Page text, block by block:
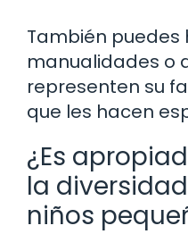
También puedes
manualidades o
representen su
que les hacen
¿Es
la
niños